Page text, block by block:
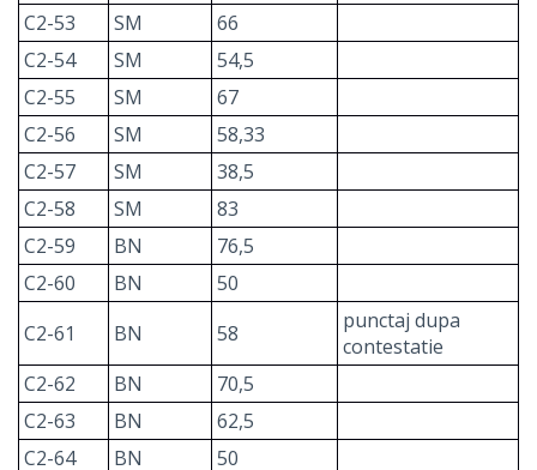
C2-53
SM
66
C2-54
SM
54,5
C2-55
SM
67
C2-56
SM
58,33
C2-57
SM
38,5
C2-58
SM
83
C2-59
BN
76,5
C2-60
BN
50
C2-61
BN 58
punctaj dupa
contestatie
C2-62
BN
70,5
C2-63
BN
62,5
C2-64
BN
50